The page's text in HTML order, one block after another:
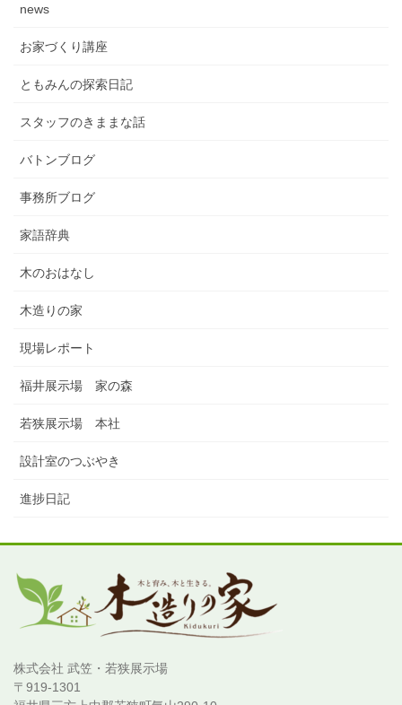
news
お家づくり講座
ともみんの探索日記
スタッフのきままな話
バトンブログ
事務所ブログ
家語辞典
木のおはなし
木造りの家
現場レポート
福井展示場 家の森
若狭展示場 本社
設計室のつぶやき
進捗日記
株式会社 武笠・若狭展示場
〒919-1301